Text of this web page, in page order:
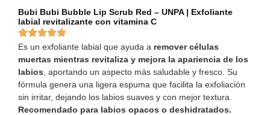
Bubi Bubi Bubble Lip Scrub Red – UNPA | Exfoliante
labial revitalizante con vitamina C
Es un exfoliante labial que ayuda a remover células
muertas mientras revitaliza y mejora la apariencia de los
labios , aportando un aspecto más saludable y fresco. Su
fórmula genera una ligera espuma que facilita la exfoliación
sin irritar, dejando los labios suaves y con mejor textura.
Recomendado para labios opacos o deshidratados.